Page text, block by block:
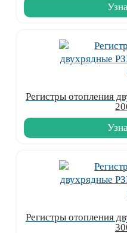
Регистры отопления
Регистры отопления